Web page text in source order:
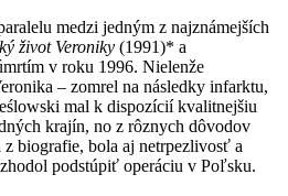
medzi jedným z najznámejších
život Veroniky (1991)* a
v roku 1996. Nielenže
– zomrel na následky infarktu,
mal k dispozícií kvalitnejšiu
krajín, no z rôznych dôvodov
biografie, bola aj netrpezlivosť a
podstúpiť operáciu v Poľsku.